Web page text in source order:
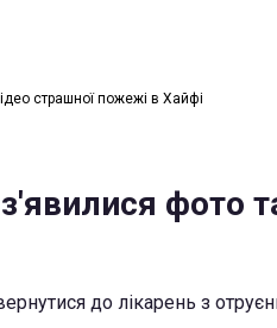
страшної пожежі в Хайфі
фото
до лікарень з